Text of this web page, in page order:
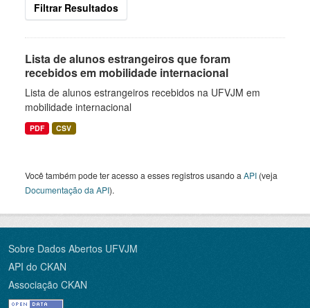
Filtrar Resultados
Lista de alunos estrangeiros que foram
recebidos em mobilidade internacional
Lista de alunos estrangeiros recebidos na UFVJM em
mobilidade internacional
PDF CSV
Você também pode ter acesso a esses registros usando a API (veja
Documentação da API).
Sobre Dados Abertos UFVJM
API do CKAN
Associação CKAN